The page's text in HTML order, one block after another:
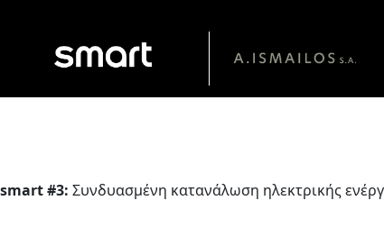
Από € 31.400.
smart #3: Συνδυασμένη κατανάλωση ηλεκτρικής